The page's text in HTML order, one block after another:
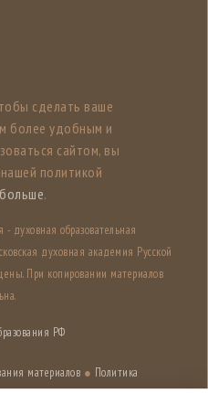
сделать ваше
более удобным и
сайтом, вы
политикой
.
духовная образовательная
духовная академия Русской
При копировании материалов
РФ
материалов ● Политика